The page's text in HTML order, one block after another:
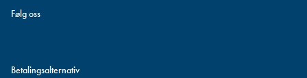
Følg oss
Betalingsalternativ